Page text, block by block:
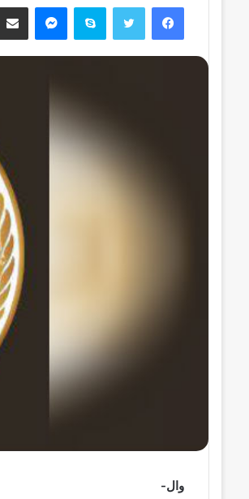
ب
فيسبوك تويتر سكايب ماسنجر
وال-